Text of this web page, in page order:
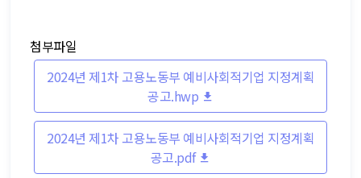
첨부파일
2024년 제1차 고용노동부 예비사회적기업 지정계획
공고.hwp
2024년 제1차 고용노동부 예비사회적기업 지정계획
공고.pdf